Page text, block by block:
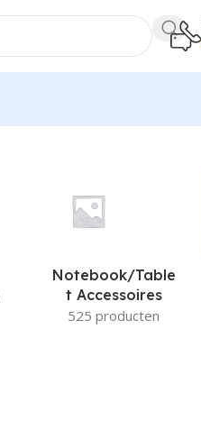
Notebook/Table
T Accessoires
525 producten